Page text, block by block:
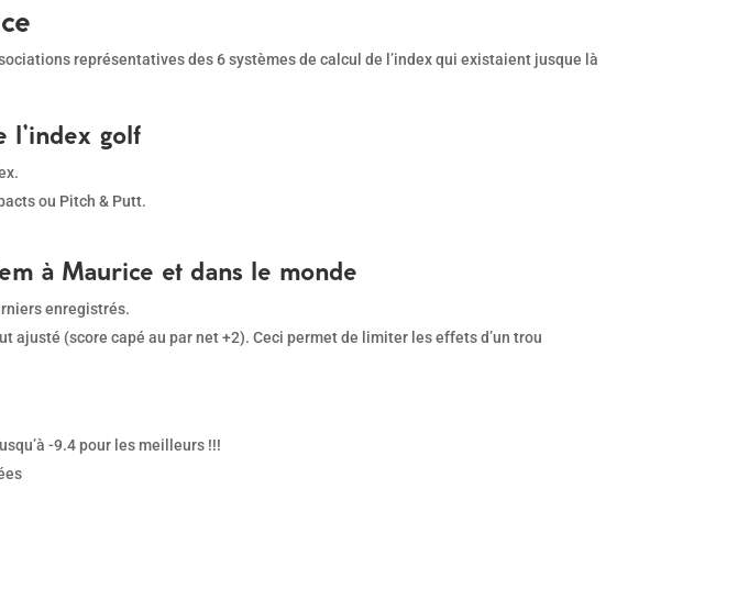
représentatives des 6 systèmes de calcul de l’index qui existaient jusque là
l’index golf
ou Pitch & Putt.
à Maurice et dans le monde
enregistrés.
ajusté (score capé au par net +2). Ceci permet de limiter les effets d’un trou
-9.4 pour les meilleurs !!!